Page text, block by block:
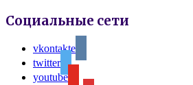
Социальные сети
vkontakte
twitter
youtube